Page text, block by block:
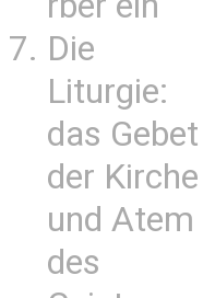
Die
Liturgie:
das Gebet
der Kirche
und Atem
des